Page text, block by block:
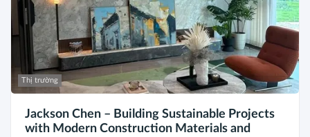
Thị trường
Jackson Chen – Building Sustainable Projects
with Modern Construction Materials and